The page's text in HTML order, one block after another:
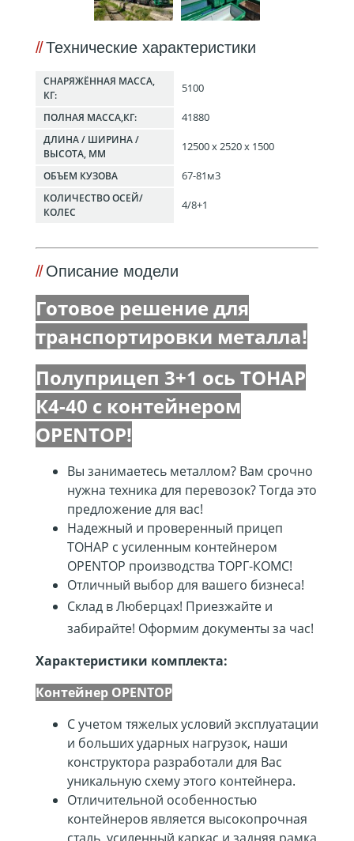
Технические характеристики
СНАРЯЖЁННАЯ МАССА,
КГ:
5100
ПОЛНАЯ МАССА,КГ: 41880
ДЛИНА / ШИРИНА /
ВЫСОТА, ММ
12500 х 2520 х 1500
ОБЪЕМ КУЗОВА 67-81м3
КОЛИЧЕСТВО ОСЕЙ/
КОЛЕС
4/8+1
Описание модели
Готовое решение для
транспортировки металла!
Полуприцеп 3+1 ось ТОНАР
К4-40 с контейнером
OPENTOP!
Вы занимаетесь металлом? Вам срочно
нужна техника для перевозок? Тогда это
предложение для вас!
Надежный и проверенный прицеп
ТОНАР с усиленным контейнером
OPENTOP производства ТОРГ-КОМС!
Отличный выбор для вашего бизнеса!
Склад в Люберцах! Приезжайте и
забирайте! Оформим документы за час!
Характеристики комплекта:
Контейнер OPENTOP
С учетом тяжелых условий эксплуатации
и больших ударных нагрузок, наши
конструктора разработали для Вас
уникальную схему этого контейнера.
Отличительной особенностью
контейнеров является высокопрочная